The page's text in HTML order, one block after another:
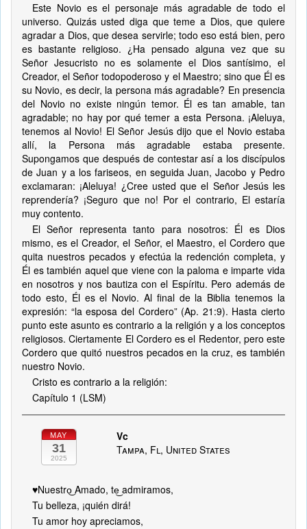
Este Novio es el personaje más agradable de todo el
universo. Quizás usted diga que teme a Dios, que quiere
agradar a Dios, que desea servirle; todo eso está bien, pero
es bastante religioso. ¿Ha pensado alguna vez que su
Señor Jesucristo no es solamente el Dios santísimo, el
Creador, el Señor todopoderoso y el Maestro; sino que Él es
su Novio, es decir, la persona más agradable? En presencia
del Novio no existe ningún temor. Él es tan amable, tan
agradable; no hay por qué temer a esta Persona. ¡Aleluya,
tenemos al Novio! El Señor Jesús dijo que el Novio estaba
allí, la Persona más agradable estaba presente.
Supongamos que después de contestar así a los discípulos
de Juan y a los fariseos, en seguida Juan, Jacobo y Pedro
exclamaran: ¡Aleluya! ¿Cree usted que el Señor Jesús les
reprendería? ¡Seguro que no! Por el contrario, El estaría
muy contento.
El Señor representa tanto para nosotros: Él es Dios
mismo, es el Creador, el Señor, el Maestro, el Cordero que
quita nuestros pecados y efectúa la redención completa, y
Él es también aquel que viene con la paloma e imparte vida
en nosotros y nos bautiza con el Espíritu. Pero además de
todo esto, Él es el Novio. Al final de la Biblia tenemos la
expresión: “la esposa del Cordero” (Ap. 21:9). Hasta cierto
punto este asunto es contrario a la religión y a los conceptos
religiosos. Ciertamente El Cordero es el Redentor, pero este
Cordero que quitó nuestros pecados en la cruz, es también
nuestro Novio.
Cristo es contrario a la religión:
Capítulo 1 (LSM)
MAY
31
2025
Vc
Tampa, Fl, United States
♥️Nuestro͜ Amado, te͜ admiramos,
Tu belleza, ¡quién dirá!
Tu amor hoy apreciamos,